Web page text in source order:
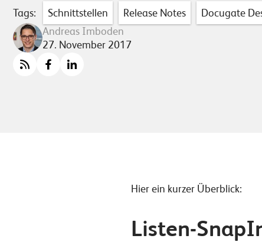
Tags: Schnittstellen Release Notes
Docugate
Andreas Imboden
27. November 2017
Hier ein kurzer Überblick:
Listen-